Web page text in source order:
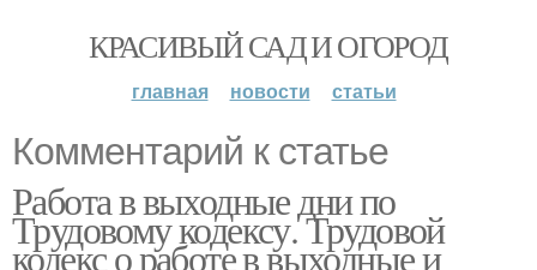
КРАСИВЫЙ САД И ОГОРОД
главная новости статьи
Комментарий к статье
Работа в выходные дни по
Трудовому кодексу. Трудовой
кодекс о работе в выходные и